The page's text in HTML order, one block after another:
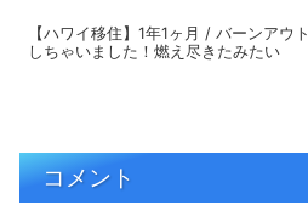
【ハワイ移住】1年1ヶ月 / バーンアウト
しちゃいました！燃え尽きたみたい
コメント